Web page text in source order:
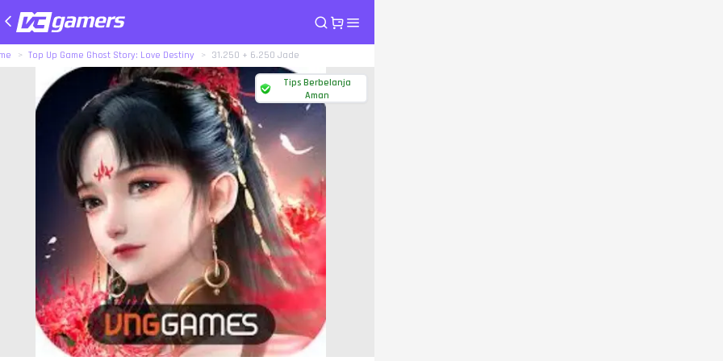
Top Up Game Ghost Story: Love Destiny 31.250 + 6.250 Jade
Tips Berbelanja
Aman